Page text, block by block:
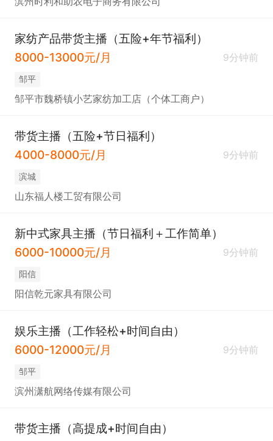
家纺产品带货主播（五险+年节福利）
8000-13000元/月
9分钟前
邹平
邹平市魏桥镇小艺家纺加工店（个体工商户）
带货主播（五险+节日福利）
4000-8000元/月
9分钟前
滨城
山东福人楼工贸有限公司
新中式家具主播（节日福利＋工作简单）
6000-10000元/月
9分钟前
阳信
阳信乾元家具有限公司
娱乐主播（工作轻松+时间自由）
6000-12000元/月
9分钟前
邹平
滨州潇航网络传媒有限公司
带货主播（高提成+时间自由）